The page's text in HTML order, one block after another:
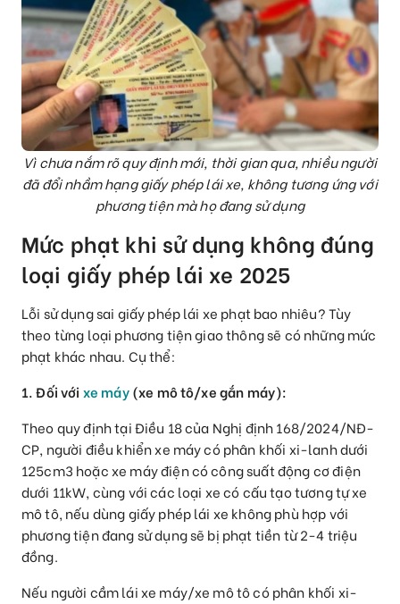
Vì chưa nắm rõ quy định mới, thời gian qua, nhiều người
đã đổi nhầm hạng giấy phép lái xe, không tương ứng với
phương tiện mà họ đang sử dụng
Mức phạt khi sử dụng không đúng
loại giấy phép lái xe 2025
Lỗi sử dụng sai giấy phép lái xe phạt bao nhiêu? Tùy
theo từng loại phương tiện giao thông sẽ có những mức
phạt khác nhau. Cụ thể:
1. Đối với xe máy(xe mô tô/xe gắn máy):
Theo quy định tại Điều 18 của Nghị định 168/2024/NĐ-
CP, người điều khiển xe máy có phân khối xi-lanh dưới
125cm3 hoặc xe máy điện có công suất động cơ điện
dưới 11kW, cùng với các loại xe có cấu tạo tương tự xe
mô tô, nếu dùng giấy phép lái xe không phù hợp với
phương tiện đang sử dụng sẽ bị phạt tiền từ 2-4 triệu
đồng.
Nếu người cầm lái xe máy/xe mô tô có phân khối xi-